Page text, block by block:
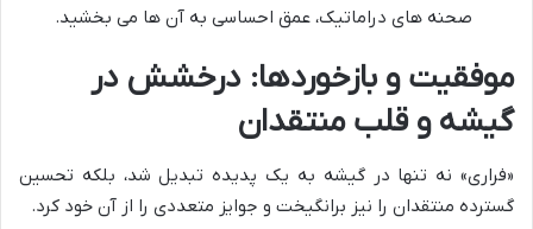
صحنه های دراماتیک، عمق احساسی به آن ها می بخشید.
موفقیت و بازخوردها: درخشش در
گیشه و قلب منتقدان
«فراری» نه تنها در گیشه به یک پدیده تبدیل شد، بلکه تحسین
گسترده منتقدان را نیز برانگیخت و جوایز متعددی را از آن خود کرد.